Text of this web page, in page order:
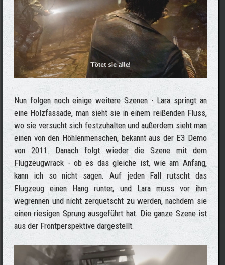
Nun folgen noch einige weitere Szenen - Lara springt an
eine Holzfassade, man sieht sie in einem reißenden Fluss,
wo sie versucht sich festzuhalten und außerdem sieht man
einen von den Höhlenmenschen, bekannt aus der E3 Demo
von 2011. Danach folgt wieder die Szene mit dem
Flugzeugwrack - ob es das gleiche ist, wie am Anfang,
kann ich so nicht sagen. Auf jeden Fall rutscht das
Flugzeug einen Hang runter, und Lara muss vor ihm
wegrennen und nicht zerquetscht zu werden, nachdem sie
einen riesigen Sprung ausgeführt hat. Die ganze Szene ist
aus der Frontperspektive dargestellt.